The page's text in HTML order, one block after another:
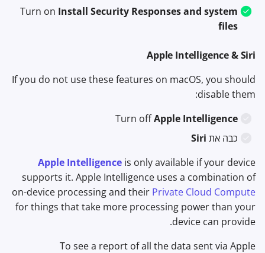
Turn on Install Security Responses and system
files
Apple Intelligence & Siri
If you do not use these features on macOS, you should
disable them:
Turn offApple Intelligence
כבה את Siri
Apple Intelligence is only available if your device
supports it. Apple Intelligence uses a combination of
on-device processing and their Private Cloud Compute
for things that take more processing power than your
device can provide.
To see a report of all the data sent via Apple